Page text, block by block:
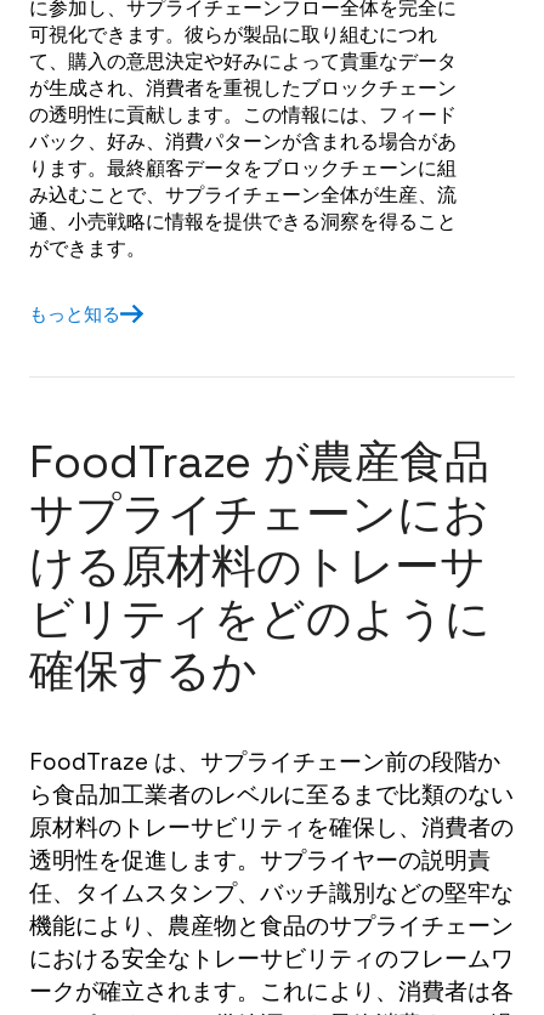
に参加し、サプライチェーンフロー全体を完全に
可視化できます。彼らが製品に取り組むにつれ
て、購入の意思決定や好みによって貴重なデータ
が生成され、消費者を重視したブロックチェーン
の透明性に貢献します。この情報には、フィード
バック、好み、消費パターンが含まれる場合があ
ります。最終顧客データをブロックチェーンに組
み込むことで、サプライチェーン全体が生産、流
通、小売戦略に情報を提供できる洞察を得ること
ができます。
もっと知る
FoodTraze が農産食品
サプライチェーンにお
ける原材料のトレーサ
ビリティをどのように
確保するか
FoodTraze は、サプライチェーン前の段階か
ら食品加工業者のレベルに至るまで比類のない
原材料のトレーサビリティを確保し、消費者の
透明性を促進します。サプライヤーの説明責
任、タイムスタンプ、バッチ識別などの堅牢な
機能により、農産物と食品のサプライチェーン
における安全なトレーサビリティのフレームワ
ークが確立されます。これにより、消費者は各